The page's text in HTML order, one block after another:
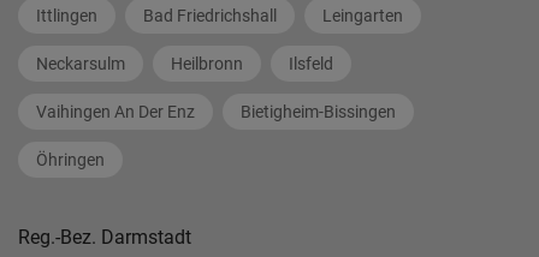
Ittlingen Bad Friedrichshall Leingarten
Neckarsulm Heilbronn Ilsfeld
Vaihingen An Der Enz Bietigheim-Bissingen
Öhringen
Reg.-Bez. Darmstadt